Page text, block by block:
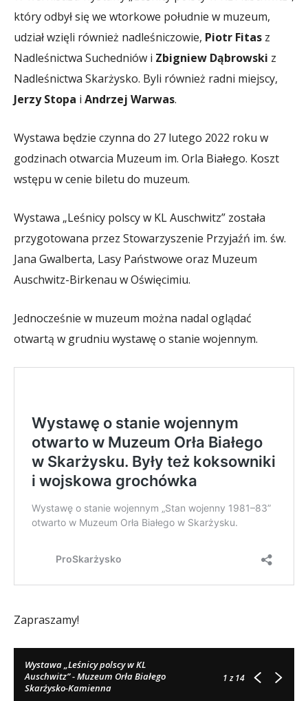
który odbył się we wtorkowe południe w muzeum,
udział wzięli również nadleśniczowie, Piotr Fitas z
Nadleśnictwa Suchedniów i Zbigniew Dąbrowski z
Nadleśnictwa Skarżysko. Byli również radni miejscy,
Jerzy Stopa i Andrzej Warwas.
Wystawa będzie czynna do 27 lutego 2022 roku w
godzinach otwarcia Muzeum im. Orla Białego. Koszt
wstępu w cenie biletu do muzeum.
Wystawa „Leśnicy polscy w KL Auschwitz” została
przygotowana przez Stowarzyszenie Przyjaźń im. św.
Jana Gwalberta, Lasy Państwowe oraz Muzeum
Auschwitz-Birkenau w Oświęcimiu.
Jednocześnie w muzeum można nadal oglądać
otwartą w grudniu wystawę o stanie wojennym.
Zapraszamy!
Wystawa „Leśnicy polscy w KL
Auschwitz” - Muzeum Orła Białego
Skarżysko-Kamienna
1z 14